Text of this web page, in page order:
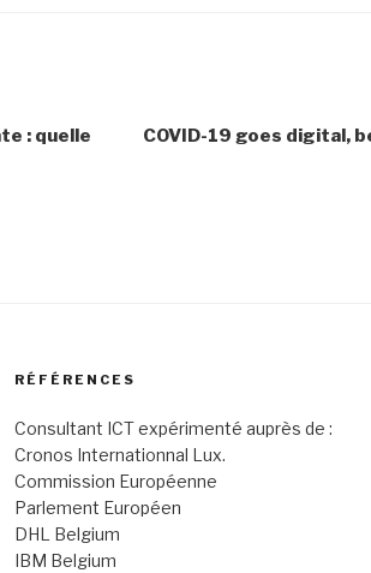
: quelle
COVID-19 goes digital,
RÉFÉRENCES
Consultant ICT expérimenté auprès de :
Cronos Internationnal Lux.
Commission Européenne
Parlement Européen
DHL Belgium
IBM Belgium